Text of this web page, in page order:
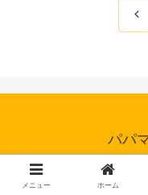
前
パパ
© 2024
メニュー ホーム